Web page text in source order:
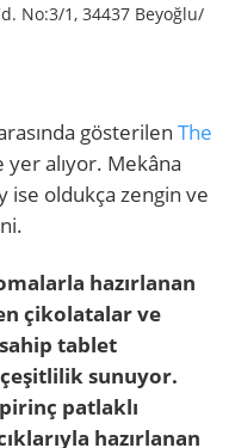
No:3/1, 34437 Beyoğlu/
gösterilen The
yer alıyor. Mekâna
ise oldukça zengin ve
hazırlanan
çikolatalar ve
tablet
sunuyor.
patlaklı
hazırlanan